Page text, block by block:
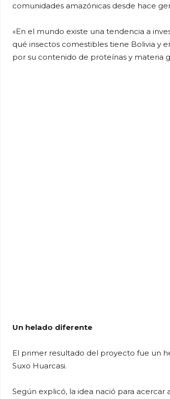
comunidades amazónicas desde hace
«En el mundo existe una tendencia a
qué insectos comestibles tiene Bolivia y
por su contenido de proteínas y materia
Un helado diferente
El primer resultado del proyecto fue un
Suxo Huarcasi.
Según explicó, la idea nació para